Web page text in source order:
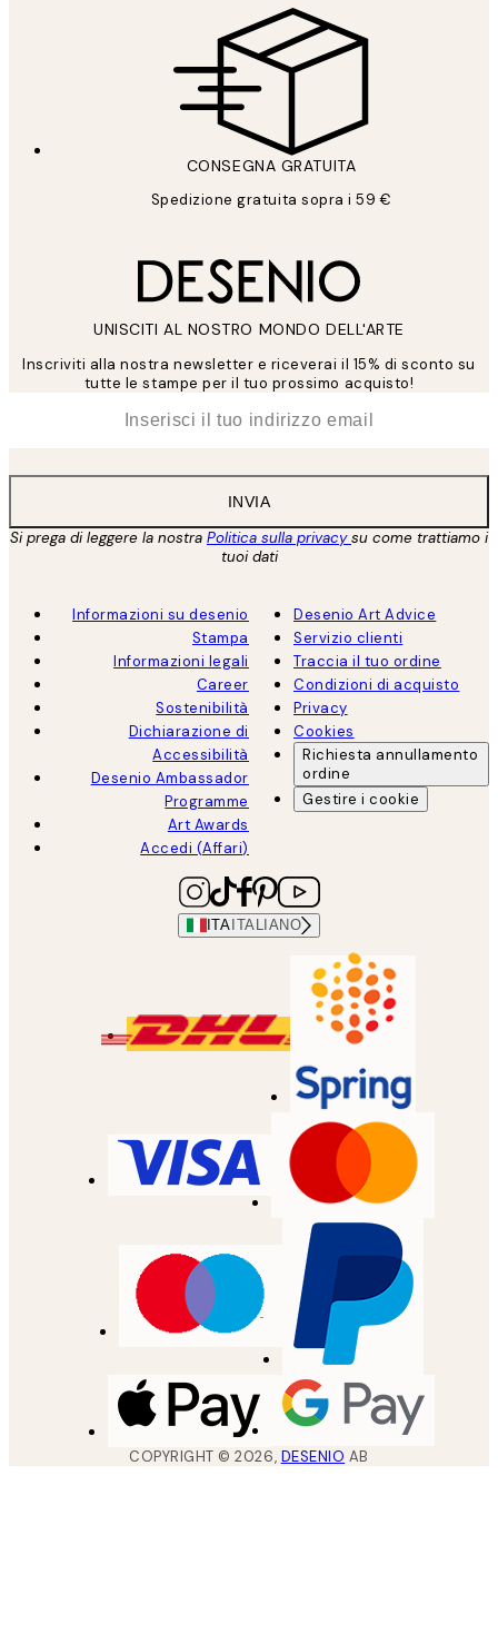
CONSEGNA GRATUITA
Spedizione gratuita sopra i 59 €
UNISCITI AL NOSTRO MONDO DELL'ARTE
Inscriviti alla nostra newsletter e riceverai il 15% di sconto su
tutte le stampe per il tuo prossimo acquisto!
INVIA
Si prega di leggere la nostra Politica sulla privacysu come trattiamo i
tuoi dati
Informazioni su desenio
Stampa
Informazioni legali
Career
Sostenibilità
Dichiarazione di
Accessibilità
Desenio Ambassador
Programme
Art Awards
Accedi (Affari)
Desenio Art Advice
Servizio clienti
Traccia il tuo ordine
Condizioni di acquisto
Privacy
Cookies
Richiesta annullamento
ordine
Gestire i cookie
ITA ITALIANO
COPYRIGHT ©2026, DESENIO AB